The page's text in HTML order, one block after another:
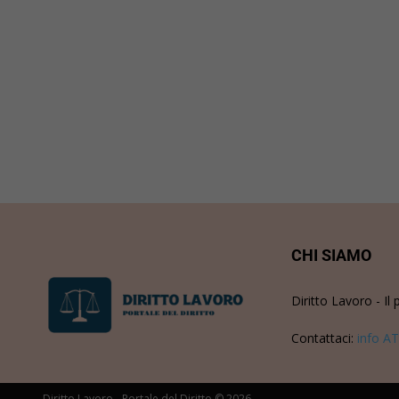
CHI SIAMO
Diritto Lavoro - Il
Contattaci: info